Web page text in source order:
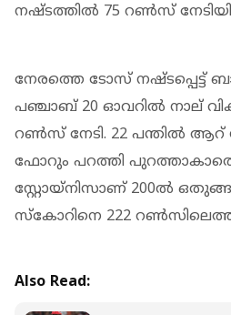
നഷ്ടത്തിൽ 75 റൺസ്
നേരത്തെ ടോസ് നഷ്ടപ്പെട്ട്
പഞ്ചാബ് 20 ഓവറിൽ നാല്
റൺസ് നേടി. 22 പന്തില്‍
ഫോറും പറത്തി
സ്റ്റോയ്നിസാണ് 200ല്‍
സ്കോറിനെ 222
Also Read: